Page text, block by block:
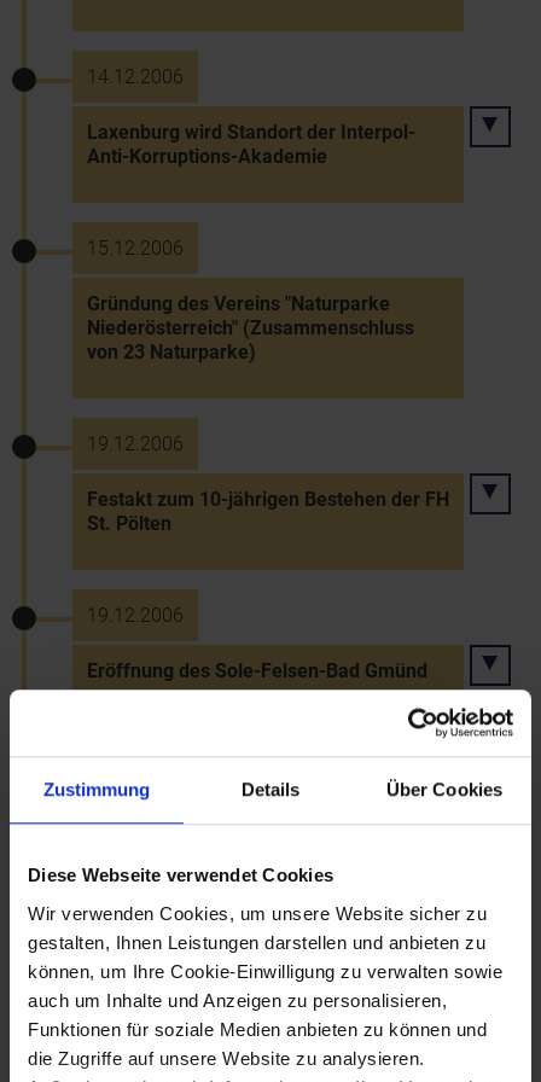
Zustimmung Details Über Cookies
Diese Webseite verwendet Cookies
Wir verwenden Cookies, um unsere Website sicher zu
gestalten, Ihnen Leistungen darstellen und anbieten zu
können, um Ihre Cookie-Einwilligung zu verwalten sowie
auch um Inhalte und Anzeigen zu personalisieren,
Funktionen für soziale Medien anbieten zu können und
die Zugriffe auf unsere Website zu analysieren.
14.12.2006
Laxenburg wird Standort der Interpol-
Anti-Korruptions-Akademie
15.12.2006
Gründung des Vereins "Naturparke
Niederösterreich" (Zusammenschluss
von 23 Naturparke)
19.12.2006
Festakt zum 10-jährigen Bestehen der FH
St. Pölten
19.12.2006
Eröffnung des Sole-Felsen-Bad Gmünd
20.12.2006
Großbrand in "Excalibur City" an der
28.12.2006
Heimsieg Kathrin Zettels (Göstling) beim
Weltcup-Riesentorlauf am Semmering